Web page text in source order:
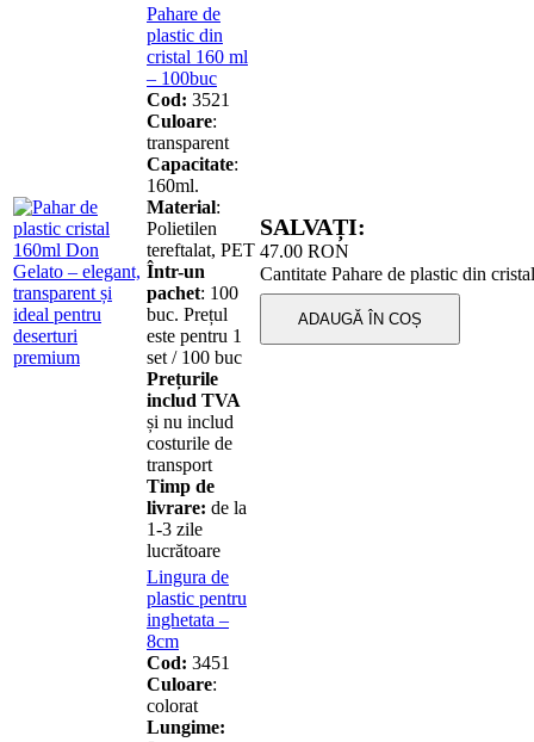
Pahare de
plastic din
cristal 160 ml
– 100buc
Cod: 3521
Culoare:
transparent
Capacitate:
160ml.
Material:
Polietilen
tereftalat, PET
Într-un
pachet: 100
buc. Prețul
este pentru 1
set / 100 buc
Prețurile
includ TVA
și nu includ
costurile de
transport
Timp de
livrare: de la
1-3 zile
lucrătoare
SALVAȚI:
47.00 RON
Cantitate Pahare de plastic din
ADAUGĂ ÎN COȘ
Lingura de
plastic pentru
inghetata –
8cm
Cod: 3451
Culoare:
colorat
Lungime: